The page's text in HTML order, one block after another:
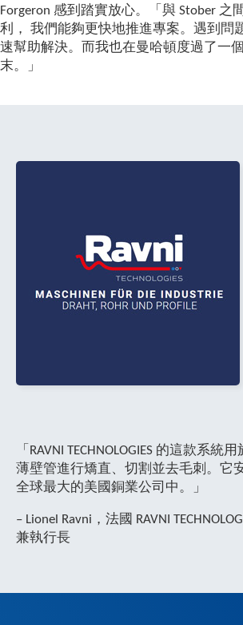
Forgeron 感到踏實放心。「與 Stober 之
利， 我們能夠更快地推進專案。遇到問
速幫助解決。而我也在曼哈頓度過了一
末。」
「RAVNI TECHNOLOGIES 的這款系統
薄壁管進行矯直、切割並去毛刺。它
全球最大的美國銅業公司中。」
– Lionel Ravni，法國 RAVNI
兼執行長